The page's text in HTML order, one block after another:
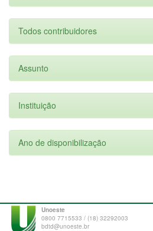
Todos contribuidores
Assunto
Instituição
Ano de disponibilização
Unoeste
0800 7715533 / (18) 32292003
bdtd@unoeste.br